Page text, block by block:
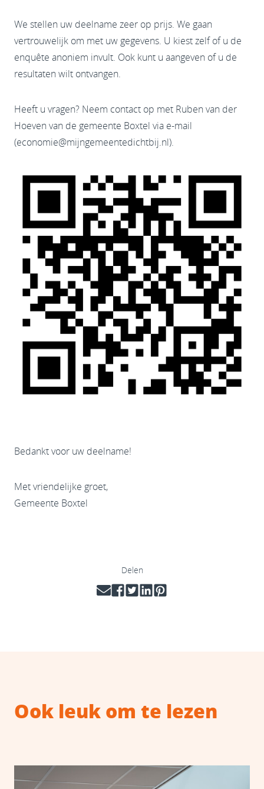
We stellen uw deelname zeer op prijs. We gaan
vertrouwelijk om met uw gegevens. U kiest zelf of u de
enquête anoniem invult. Ook kunt u aangeven of u de
resultaten wilt ontvangen.
Heeft u vragen? Neem contact op met Ruben van der
Hoeven van de gemeente Boxtel via e-mail
(economie@mijngemeentedichtbij.nl).
Bedankt voor uw deelname!
Met vriendelijke groet,
Gemeente Boxtel
Delen
Ook leuk om te lezen